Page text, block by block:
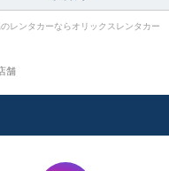
レンタカーならオリックスレンタカー
舗